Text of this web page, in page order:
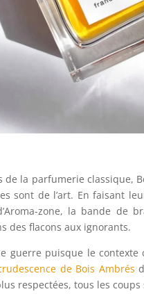
de la parfumerie classique,
sont de l’art. En faisant
zone, la bande de
des flacons aux ignorants.
guerre puisque le contexte
de Bois Ambrés
respectées, tous les